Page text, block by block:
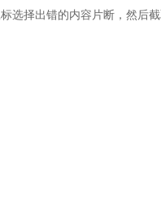
选择出错的内容片断，然后